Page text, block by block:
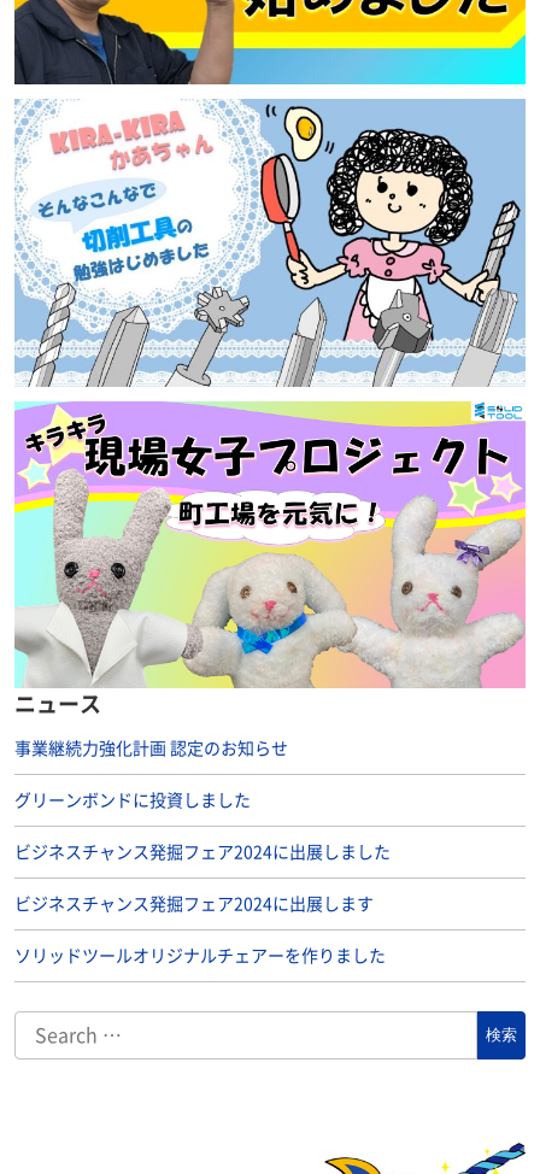
ニュース
事業継続力強化計画 認定のお知らせ
グリーンボンドに投資しました
ビジネスチャンス発掘フェア2024に出展しました
ビジネスチャンス発掘フェア2024に出展します
ソリッドツールオリジナルチェアーを作りました